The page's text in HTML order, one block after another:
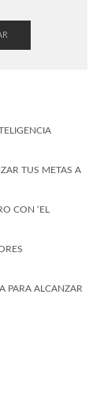
TUS METAS A
CON ‘EL
PARA ALCANZAR